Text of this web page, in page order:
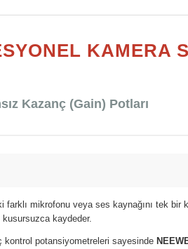
KAMERA
Kazanç (Gain) Potları
farklı mikrofonu veya ses kaynağını tek bir
kaydeder.
kontrol potansiyometreleri sayesinde